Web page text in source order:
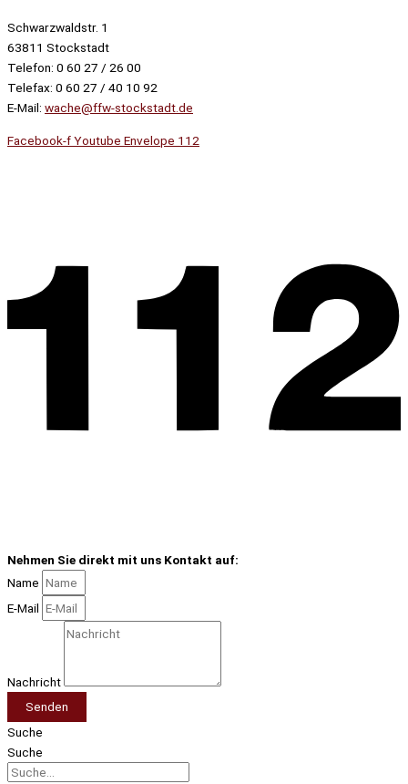
Schwarzwaldstr. 1
63811 Stockstadt
Telefon: 0 60 27 / 26 00
Telefax: 0 60 27 / 40 10 92
E-Mail: wache@ffw-stockstadt.de
Facebook-fYoutube Envelope 112
Nehmen Sie direkt mit uns Kontakt auf:
Name
E-Mail
Nachricht
Senden
Suche
Suche